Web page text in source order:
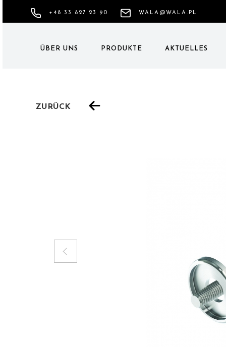
+48 33 827 23 90 WALA@WALA.PL
ÜBER UNS PRODUKTE AKTUELLES
ZURÜCK